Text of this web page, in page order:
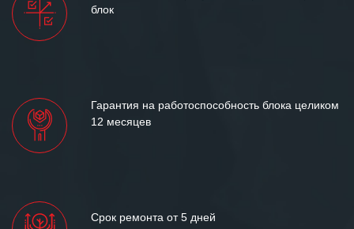
блок
Гарантия на работоспособность блока целиком
12 месяцев
Срок ремонта от 5 дней